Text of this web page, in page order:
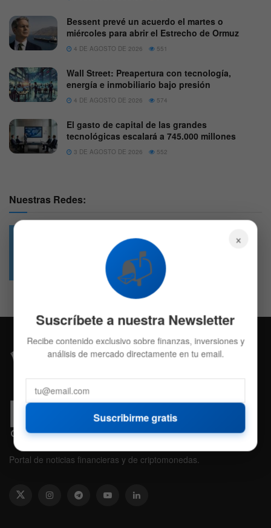
Bessent prevé un acuerdo el martes o
miércoles para abrir el Estrecho de Ormuz
4 DE AGOSTO DE 2026 551
Wall Street: Preapertura con tecnología,
energía e inmobiliario bajo presión
4 DE AGOSTO DE 2026 574
El gasto de capital de las grandes
tecnológicas escalará a 745.000 millones
3 DE AGOSTO DE 2026 552
Nuestras Redes:
4.7k
Followers
Portal de noticias financieras y de criptomonedas.
×
📬
Suscríbete a nuestra Newsletter
Recibe contenido exclusivo sobre finanzas, inversiones y
análisis de mercado directamente en tu email.
Suscribirme gratis